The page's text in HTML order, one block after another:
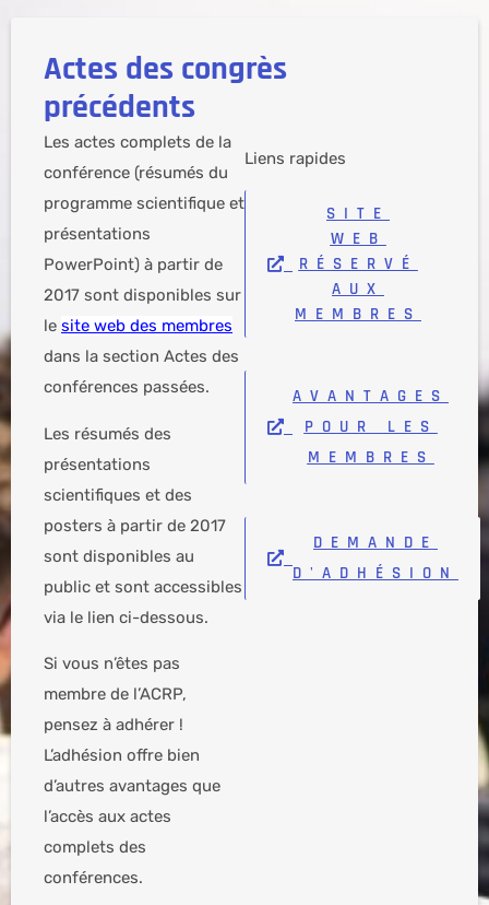
Actes des congrès
précédents
Les actes complets de la
conférence (résumés du
programme scientifique et
présentations
PowerPoint) à partir de
2017 sont disponibles sur
le site web des membres
dans la section Actes des
conférences passées.
Les résumés des
présentations
scientifiques et des
posters à partir de 2017
sont disponibles au
public et sont accessibles
via le lien ci-dessous.
Si vous n’êtes pas
membre de l’ACRP,
pensez à adhérer !
L’adhésion offre bien
d’autres avantages que
l’accès aux actes
complets des
conférences.
Liens rapides
SITE
WEB
RÉSERVÉ
AUX
MEMBRES
AVANTAGES
POUR LES
MEMBRES
DEMANDE
D'ADHÉSION